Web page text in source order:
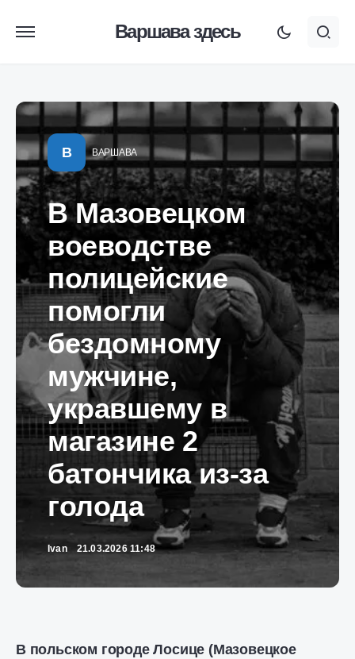
Варшава здесь
В ВАРШАВА
В Мазовецком
воеводстве
полицейские
помогли
бездомному
мужчине,
укравшему в
магазине 2
батончика из-за
голода
Ivan 21.03.2026 11:48
В польском городе Лосице (Мазовецкое